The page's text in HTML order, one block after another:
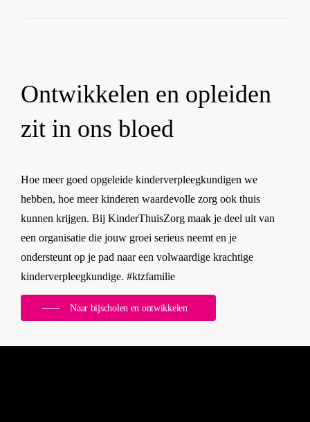
wij de kosten van jouw opleiding voor
dan heb je ook wat!
Ontwikkelen en opleiden
zit in ons bloed
Hoe meer goed opgeleide kinderverpleegkundigen we
hebben, hoe meer kinderen waardevolle zorg ook thuis
kunnen krijgen. Bij KinderThuisZorg maak je deel uit van
een organisatie die jouw groei serieus neemt en je
ondersteunt op je pad naar een volwaardige krachtige
kinderverpleegkundige. #ktzfamilie
Naar bijscholen en ontwikkelen